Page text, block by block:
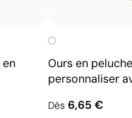
Ours en
personnaliser
Dès 6,65 €